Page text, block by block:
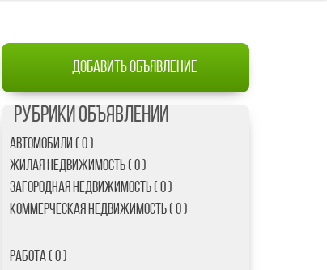
Добавить объявление
Рубрики объявлений
Автомобили ( 0 )
Жилая Недвижимость ( 0 )
Загородная недвижимость ( 0 )
Коммерческая недвижимость ( 0 )
Работа ( 0 )